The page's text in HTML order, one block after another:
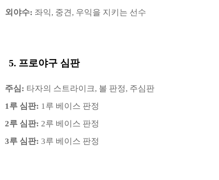
외야수: 좌익, 중견, 우익을 지키는 선수
5. 프로야구 심판
주심: 타자의 스트라이크, 볼 판정, 주심판
1루 심판: 1루 베이스 판정
2루 심판: 2루 베이스 판정
3루 심판: 3루 베이스 판정